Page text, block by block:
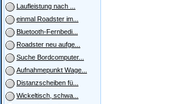
Laufleistung nach ...
einmal Roadster im...
Bluetooth-Fernbedi...
Roadster neu aufge...
Suche Bordcomputer...
Aufnahmepunkt Wage...
Distanzscheiben fü...
Wickeltisch, schwa...